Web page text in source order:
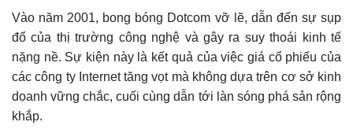
Vào năm 2001, bong bóng Dotcom vỡ lẽ, dẫn đến sự sụp
đổ của thị trường công nghệ và gây ra suy thoái kinh tế
nặng nề. Sự kiện này là kết quả của việc giá cổ phiếu của
các công ty Internet tăng vọt mà không dựa trên cơ sở kinh
doanh vững chắc, cuối cùng dẫn tới làn sóng phá sản rộng
khắp.